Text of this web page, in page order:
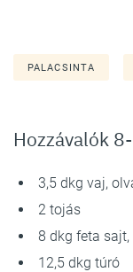
PALACSINTA
Hozzávalók
3,5 dkg vaj,
2 tojás
8 dkg feta
12,5 dkg túró